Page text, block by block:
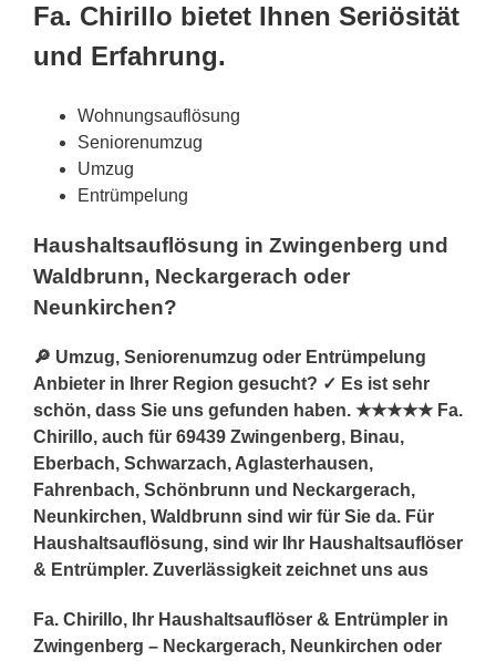
Fa. Chirillo bietet Ihnen Seriösität
und Erfahrung.
Wohnungsauflösung
Seniorenumzug
Umzug
Entrümpelung
Haushaltsauflösung in Zwingenberg und
Waldbrunn, Neckargerach oder
Neunkirchen?
🔎 Umzug, Seniorenumzug oder Entrümpelung
Anbieter in Ihrer Region gesucht? ✓ Es ist sehr
schön, dass Sie uns gefunden haben. ★★★★★ Fa.
Chirillo, auch für 69439 Zwingenberg, Binau,
Eberbach, Schwarzach, Aglasterhausen,
Fahrenbach, Schönbrunn und Neckargerach,
Neunkirchen, Waldbrunn sind wir für Sie da. Für
Haushaltsauflösung, sind wir Ihr Haushaltsauflöser
& Entrümpler. Zuverlässigkeit zeichnet uns aus
Fa. Chirillo, Ihr Haushaltsauflöser & Entrümpler in
Zwingenberg – Neckargerach, Neunkirchen oder